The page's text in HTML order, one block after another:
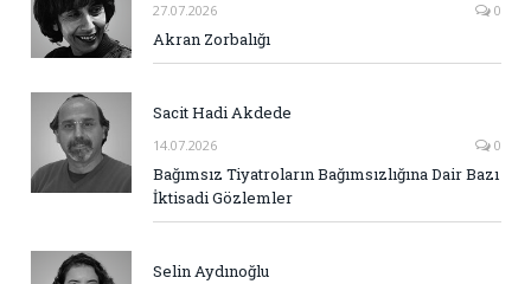
27.07.2026 0
Akran Zorbalığı
Sacit Hadi Akdede
14.07.2026 0
Bağımsız Tiyatroların Bağımsızlığına Dair Bazı
İktisadi Gözlemler
Selin Aydınoğlu